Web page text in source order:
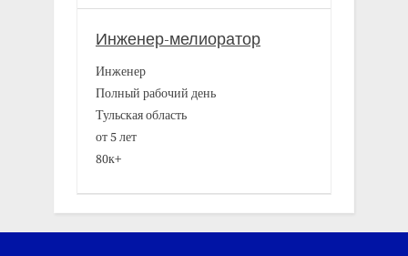
Инженер-мелиоратор
Инженер
Полный рабочий день
Тульская область
от 5 лет
80к+